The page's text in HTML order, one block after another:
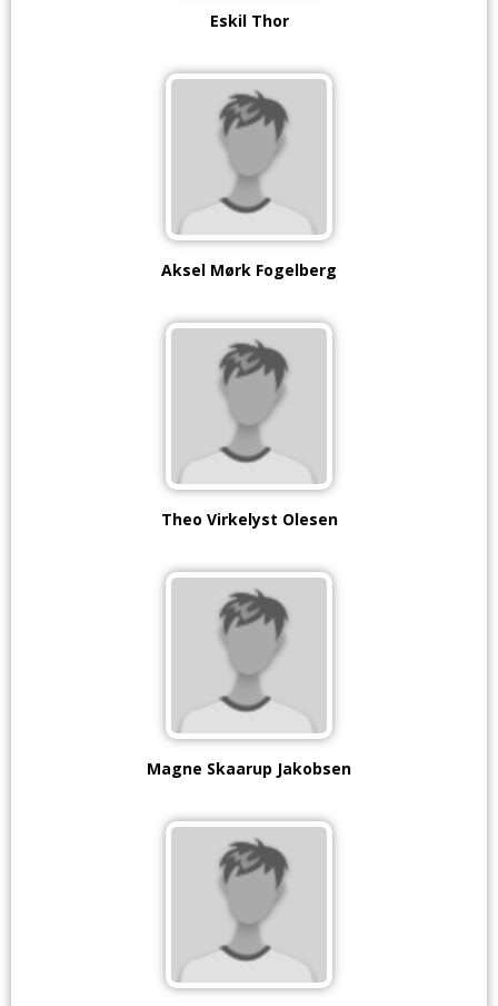
Eskil Thor
Aksel Mørk Fogelberg
Theo Virkelyst Olesen
Magne Skaarup Jakobsen